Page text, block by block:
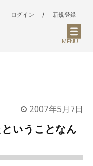
ログイン / 新規登録
MENU
2007年5月7日
いうことなん